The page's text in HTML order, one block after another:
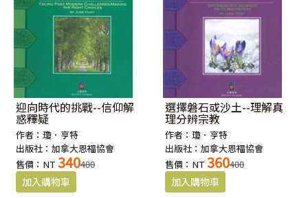
迎向時代的挑戰--信仰解
惑釋疑
作者：瓊．亨特
出版社：加拿大恩福協會
售價：NT 340400
選擇磐石或沙土--理解真
理分辨宗教
作者：瓊．亨特
出版社：加拿大恩福協會
售價：NT 360400